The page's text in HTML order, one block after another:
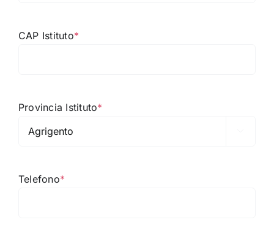
CAP Istituto*
Provincia Istituto*
Telefono*